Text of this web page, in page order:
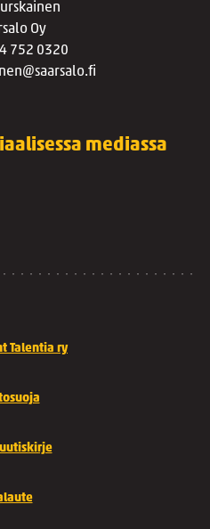
Oy
752 0320
mediassa
Talentia ry